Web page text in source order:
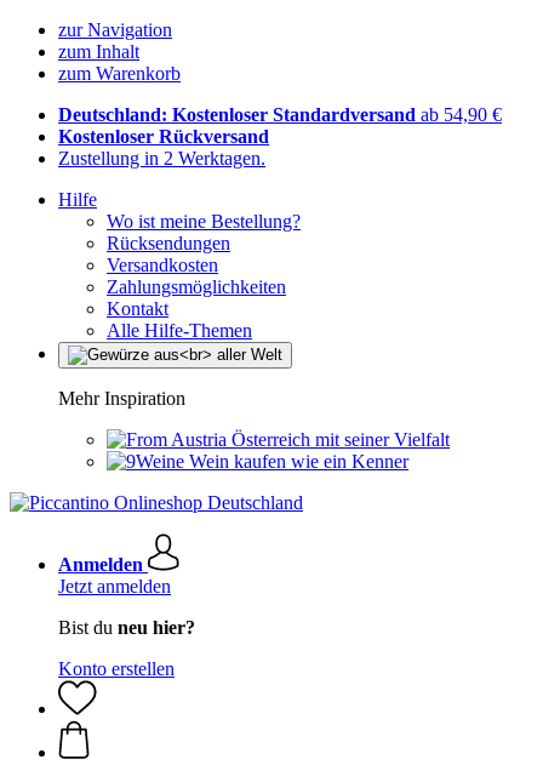
zur Navigation
zum Inhalt
zum Warenkorb
Deutschland: Kostenloser Standardversand ab 54,90 €
Kostenloser Rückversand
Zustellung in 2 Werktagen.
Hilfe
Wo ist meine Bestellung?
Rücksendungen
Versandkosten
Zahlungsmöglichkeiten
Kontakt
Alle Hilfe-Themen
Mehr Inspiration
Österreich mit seiner Vielfalt
Wein kaufen wie ein Kenner
Anmelden
Jetzt anmelden
Bist du neu hier?
Konto erstellen